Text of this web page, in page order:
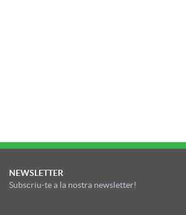
NEWSLETTER
Subscriu-te a la nostra newsletter!